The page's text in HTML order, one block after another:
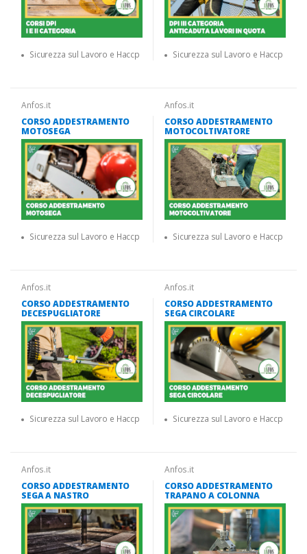
Sicurezza sul Lavoro e Haccp Sicurezza sul Lavoro e Haccp
Anfos.it
CORSO ADDESTRAMENTO
MOTOSEGA
Sicurezza sul Lavoro e Haccp
Anfos.it
CORSO ADDESTRAMENTO
MOTOCOLTIVATORE
Sicurezza sul Lavoro e Haccp
Anfos.it
CORSO ADDESTRAMENTO
DECESPUGLIATORE
Sicurezza sul Lavoro e Haccp
Anfos.it
CORSO ADDESTRAMENTO
SEGA CIRCOLARE
Sicurezza sul Lavoro e Haccp
Anfos.it
CORSO ADDESTRAMENTO
SEGA A NASTRO
Anfos.it
CORSO ADDESTRAMENTO
TRAPANO A COLONNA